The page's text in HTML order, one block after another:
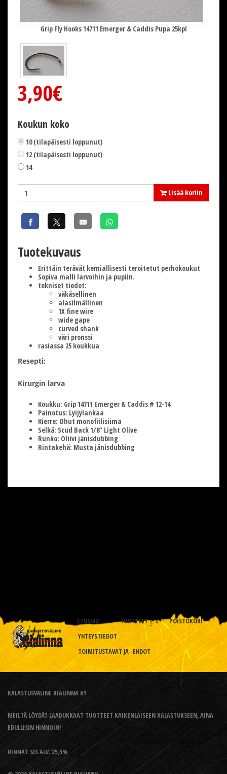
Grip Fly Hooks 14711 Emerger & Caddis Pupa 25kpl
3,90€
Koukun koko
10 (tilapäisesti loppunut)
12 (tilapäisesti loppunut)
14
Lisää koriin
Tuotekuvaus
Erittäin terävät kemiallisesti teroitetut perhokoukut
Sopiva malli larvoihin ja pupiin.
tekniset tiedot:
väkäsellinen
alasilmällinen
1X fine wire
wide gape
curved shank
väri pronssi
rasiassa 25 koukkua
Resepti:
Kirurgin larva
Koukku: Grip 14711 Emerger & Caddis # 12-14
Painotus: Lyijylankaa
Kierre: Ohut monofiilisiima
Selkä: Scud Back 1/8" Light Olive
Runko: Oliivi jänisdubbing
Rintakehä: Musta jänisdubbing
ETUSIVU TUOTTEET
POISTOKORI
YHTEYSTIEDOT
TOIMITUSTAVAT JA -EHDOT
KALASTUSVÄLINE RIALINNA KY
MEILTÄ LÖYDÄT LAADUKKAAT TUOTTEET KAIKENLAISEEN KALASTUKSEEN, AINA
EDULLISIN HINNOIN!
HINNAT SIS ALV. 25,5%